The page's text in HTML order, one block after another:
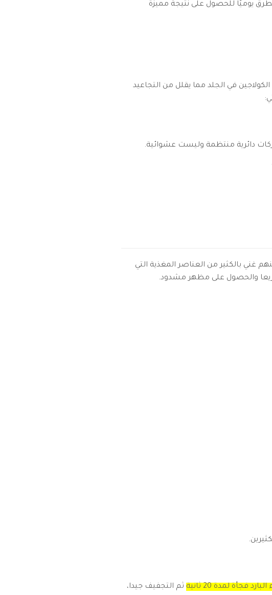
يوميًا للحصول على نتيجة مميزة
في الجلد مما يقلل من التجاعيد
حركات دائرية منتظمة وليست عشوائية.
غني بالكثير من العناصر المغذية التي
سريعا والحصول على مظهر مشدود.
فجأة لمدة 20 ثانية
ثم التجفيف جيدا،